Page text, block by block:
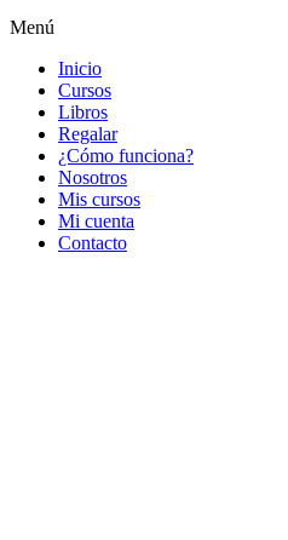
Menú
Inicio
Cursos
Libros
Regalar
¿Cómo funciona?
Nosotros
Mis cursos
Mi cuenta
Contacto